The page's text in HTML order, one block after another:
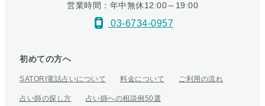
営業時間：年中無休12:00～19:00
03-6734-0957
初めての方へ
SATORI電話占いについて 料金について ご利用の流れ
占い師の探し方 占い師への相談例50選